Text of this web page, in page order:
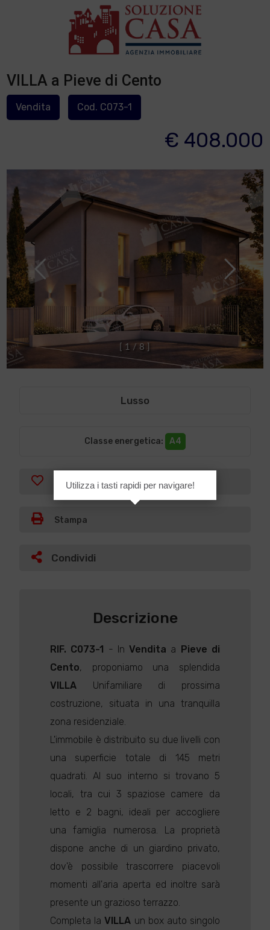
VILLA a Pieve di Cento
Vendita Cod. C073-1
€ 408.000
1 / 8
Lusso
Classe energetica: A4
Preferiti
Stampa
Condividi
Descrizione
RIF. C073-1 - InVendita a Pieve di
Cento, proponiamo una splendida
VILLA Unifamiliare di prossima
costruzione, situata in una tranquilla
zona residenziale.
L'immobile è distribuito su due livelli con
una superficie totale di 145 metri
quadrati. Al suo interno si trovano 5
locali, tra cui 3 spaziose camere da
letto e 2 bagni, ideali per accogliere
una famiglia numerosa. La proprietà
dispone anche di un giardino privato,
dov'è possibile trascorrere piacevoli
momenti all'aria aperta ed inoltre sarà
presente un grazioso terrazzo.
Completa laVILLA un box auto singolo
Utilizza i tasti rapidi per navigare!